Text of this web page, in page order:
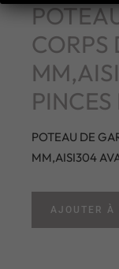
POTEAU DE
MM,AISI304
AJOUTER À